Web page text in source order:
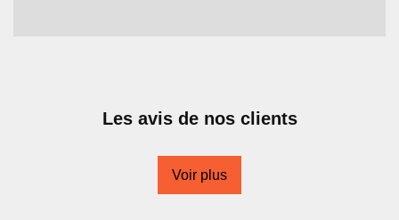
Les avis de nos clients
Voir plus